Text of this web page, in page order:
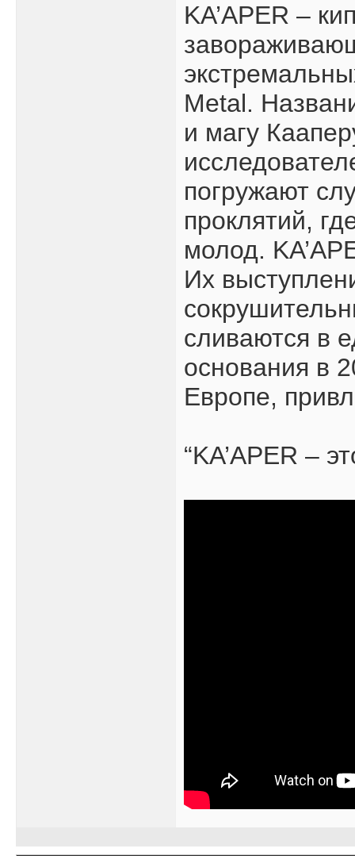
KA’APER –
Metal.
и магу
погружают
проклятий,
молод.
Их
сливаются в
основания в
Европе,
“KA’APER –